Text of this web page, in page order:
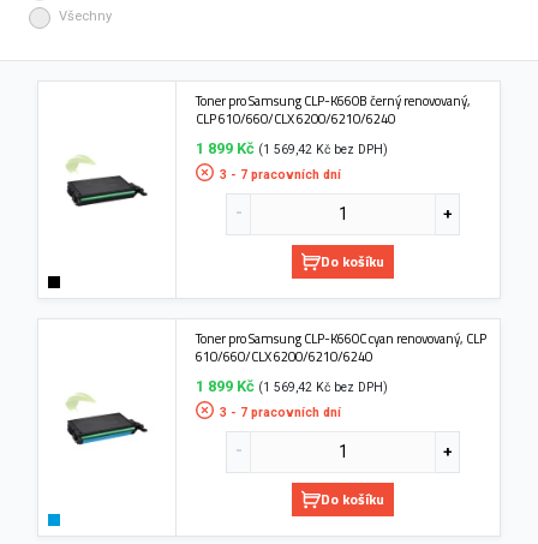
Všechny
Toner pro Samsung CLP-K660B černý renovovaný,
CLP 610/660/CLX 6200/6210/6240
1 899 Kč (1 569,42 Kč bez DPH)
3 - 7 pracovních dní
Do košíku
Toner pro Samsung CLP-K660C cyan renovovaný, CLP
610/660/CLX 6200/6210/6240
1 899 Kč (1 569,42 Kč bez DPH)
3 - 7 pracovních dní
Do košíku